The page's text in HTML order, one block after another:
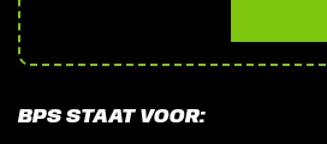
BPS STAAT VOOR: